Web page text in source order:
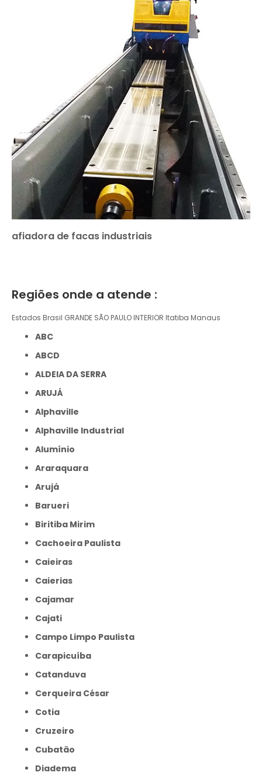
afiadora de facas industriais
Regiões onde a atende :
Estados Brasil GRANDE SÃO PAULO INTERIOR Itatiba Manaus
ABC
ABCD
ALDEIA DA SERRA
ARUJÁ
Alphaville
Alphaville Industrial
Alumínio
Araraquara
Arujá
Barueri
Biritiba Mirim
Cachoeira Paulista
Caieiras
Caierias
Cajamar
Cajati
Campo Limpo Paulista
Carapicuíba
Catanduva
Cerqueira César
Cotia
Cruzeiro
Cubatão
Diadema